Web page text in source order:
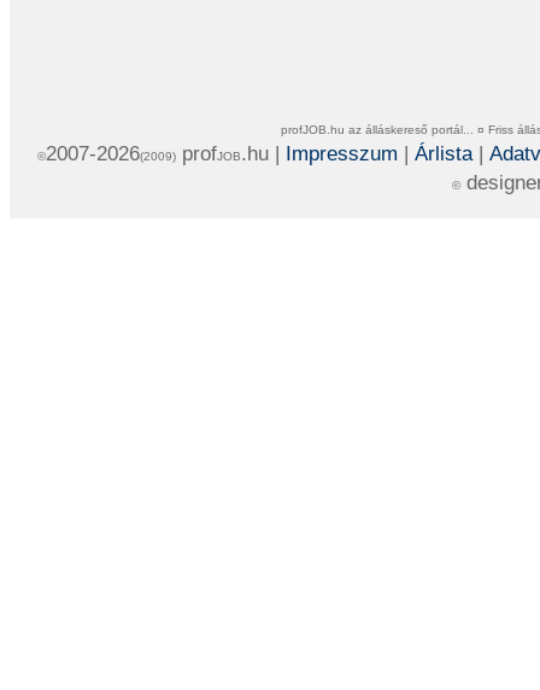
profJOB.hu az álláskereső portál... ¤ Friss
©2007-2026(2009)profJOB.hu | Impresszum | Árlista|
©